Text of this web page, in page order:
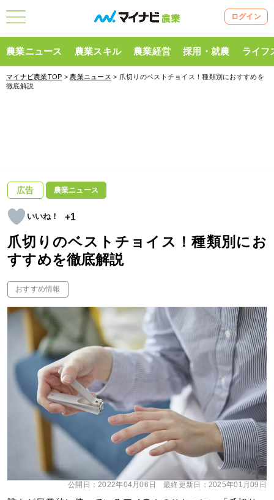
ログイン
農業ニュース 農業スキル 農業経営 採用・就農 ライフ
マイナビ農業TOP > 農業ニュース > 爪切りのベストチョイス！種類別におすすめを
徹底解説
広告 農業ニュース
+1
爪切りのベストチョイス！種類別にお
すすめを徹底解説
おすすめ情報
公開日： 2022年04月06日 最終更新日： 2025年01月09日